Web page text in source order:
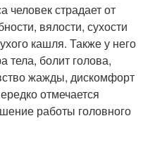
человек страдает от
вялости, сухости
кашля. Также у него
тела, болит голова,
жажды, дискомфорт
отмечается
работы головного